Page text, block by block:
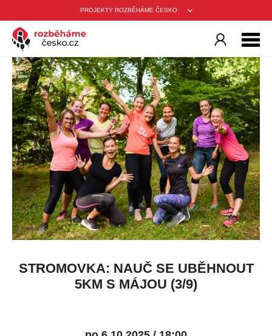
PROJEKTY ROZBĚHÁME ČESKO:
STROMOVKA: NAUČ SE UBĚHNOUT
5KM S MÁJOU (3/9)